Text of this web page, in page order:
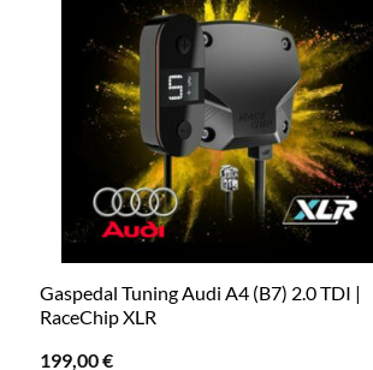
Gaspedal Tuning Audi A4 (B7) 2.0 TDI |
RaceChip XLR
199,00€